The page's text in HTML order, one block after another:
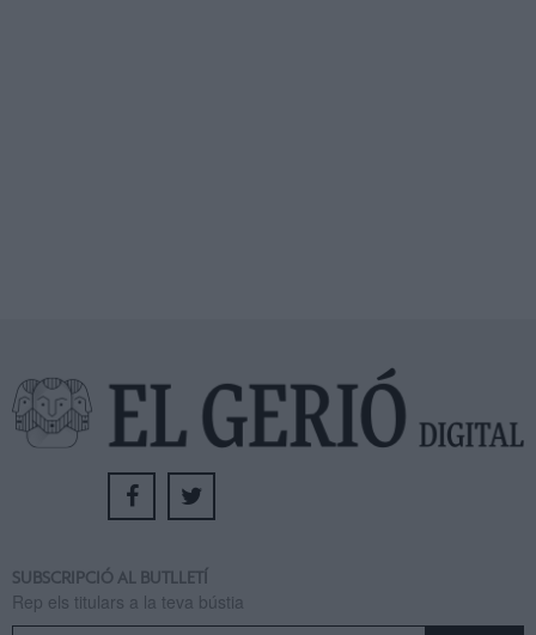
SUBSCRIPCIÓ AL BUTLLETÍ
Rep els titulars a la teva bústia